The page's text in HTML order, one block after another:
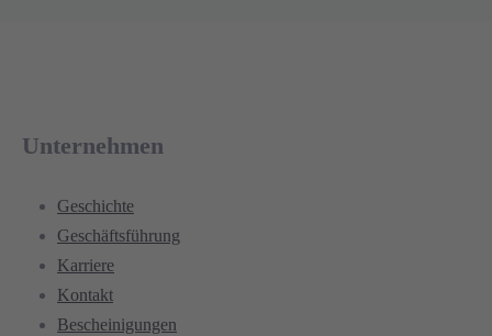
Unternehmen
Geschichte
Geschäftsführung
Karriere
Kontakt
Bescheinigungen